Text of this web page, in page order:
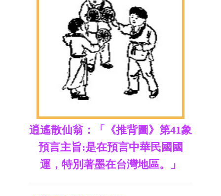
逍遙散仙翁：「《推背圖》第41象
預言主旨:是在預言中華民國國
運，特別著墨在台灣地區。」